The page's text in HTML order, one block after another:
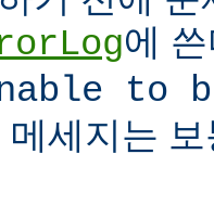
에
to
메세지는